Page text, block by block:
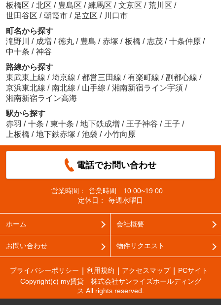
板橋区 / 北区 / 豊島区 / 練馬区 / 文京区 / 荒川区 /
世田谷区 / 朝霞市 / 足立区 / 川口市
町名から探す
滝野川 / 成増 / 徳丸 / 豊島 / 赤塚 / 板橋 / 志茂 / 十条仲原 /
中十条 / 神谷
路線から探す
東武東上線 / 埼京線 / 都営三田線 / 有楽町線 / 副都心線 /
京浜東北線 / 南北線 / 山手線 / 湘南新宿ライン宇須 /
湘南新宿ライン高海
駅から探す
赤羽 / 十条 / 東十条 / 地下鉄成増 / 王子神谷 / 王子 /
上板橋 / 地下鉄赤塚 / 池袋 / 小竹向原
電話でお問い合わせ
営業時間：
営業時間 10:00~19:00
定休日：
毎週水曜日
ホーム 会社概要
お問い合わせ 物件リクエスト
プライバシーポリシー 利用規約 アクセスマップ
PCサイト
Copyright(c) my賃貸 株式会社サンライズホールディング
ス All rights reserved.